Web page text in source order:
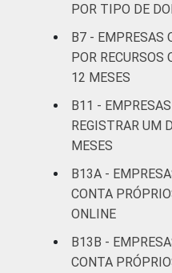
e
POR TIPO DE
B7 - EMPRESAS
POR RECURSOS
12 MESES
B11 -
REGISTRAR UM
MESES
B13A -
CONTA
ONLINE
B13B -
CONTA